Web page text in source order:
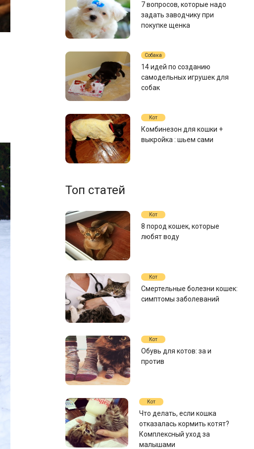
7 вопросов, которые надо
задать заводчику при
покупке щенка
Собака
14 идей по созданию
самодельных игрушек для
собак
Кот
Комбинезон для кошки +
выкройка : шьем сами
Топ статей
Кот
8 пород кошек, которые
любят воду
Кот
Смертельные болезни кошек:
симптомы заболеваний
Кот
Обувь для котов: за и
против
Кот
Что делать, если кошка
отказалась кормить котят?
Комплексный уход за
малышами